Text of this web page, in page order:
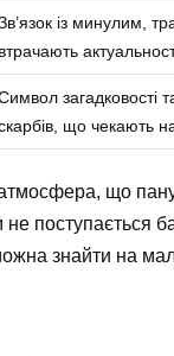
із минулим,
втрачають
загадковості
що чекають на
що
не поступається
знайти на